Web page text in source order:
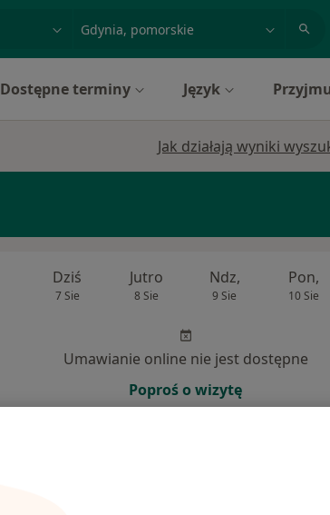
Dostępne terminy Język
Jak działają wyniki
Dziś
7 Sie
Jutro
8 Sie
Ndz,
9 Sie
Pon,
10 Sie
Umawianie online nie jest dostępne
Poproś o wizytę